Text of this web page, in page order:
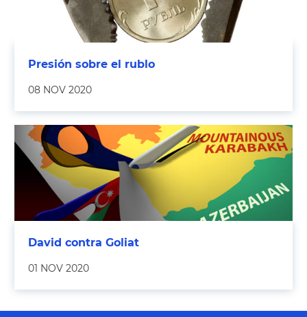
Presión sobre el rublo
08 NOV 2020
David contra Goliat
01 NOV 2020